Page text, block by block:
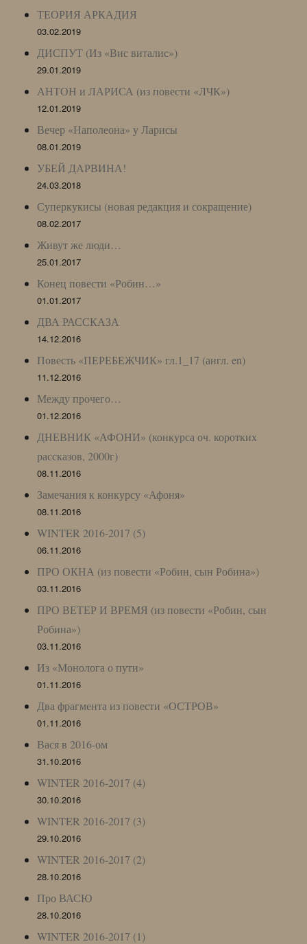
ТЕОРИЯ АРКАДИЯ
03.02.2019
ДИСПУТ (Из «Вис виталис»)
29.01.2019
АНТОН и ЛАРИСА (из повести «ЛЧК»)
12.01.2019
Вечер «Наполеона» у Ларисы
08.01.2019
УБЕЙ ДАРВИНА!
24.03.2018
Суперкукисы (новая редакция и сокращение)
08.02.2017
Живут же люди…
25.01.2017
Конец повести «Робин…»
01.01.2017
ДВА РАССКАЗА
14.12.2016
Повесть «ПЕРЕБЕЖЧИК» гл.1_17 (англ. en)
11.12.2016
Между прочего…
01.12.2016
ДНЕВНИК «АФОНИ» (конкурса оч. коротких
рассказов, 2000г)
08.11.2016
Замечания к конкурсу «Афоня»
08.11.2016
WINTER 2016-2017 (5)
06.11.2016
ПРО ОКНА (из повести «Робин, сын Робина»)
03.11.2016
ПРО ВЕТЕР И ВРЕМЯ (из повести «Робин, сын
Робина»)
03.11.2016
Из «Монолога о пути»
01.11.2016
Два фрагмента из повести «ОСТРОВ»
01.11.2016
Вася в 2016-ом
31.10.2016
WINTER 2016-2017 (4)
30.10.2016
WINTER 2016-2017 (3)
29.10.2016
WINTER 2016-2017 (2)
28.10.2016
Про ВАСЮ
28.10.2016
WINTER 2016-2017 (1)